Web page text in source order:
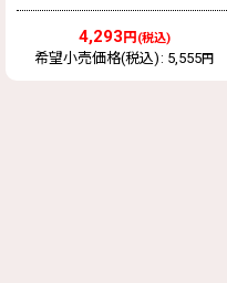
4,293 円 (税込)
希望小売価格(税込) : 5,555円